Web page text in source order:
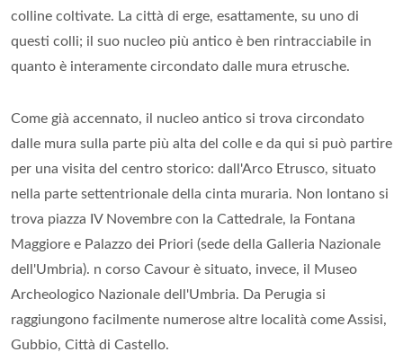
colline coltivate. La città di erge, esattamente, su uno di
questi colli; il suo nucleo più antico è ben rintracciabile in
quanto è interamente circondato dalle mura etrusche.
Come già accennato, il nucleo antico si trova circondato
dalle mura sulla parte più alta del colle e da qui si può partire
per una visita del centro storico: dall'Arco Etrusco, situato
nella parte settentrionale della cinta muraria. Non lontano si
trova piazza IV Novembre con la Cattedrale, la Fontana
Maggiore e Palazzo dei Priori (sede della Galleria Nazionale
dell'Umbria). n corso Cavour è situato, invece, il Museo
Archeologico Nazionale dell'Umbria. Da Perugia si
raggiungono facilmente numerose altre località come Assisi,
Gubbio, Città di Castello.